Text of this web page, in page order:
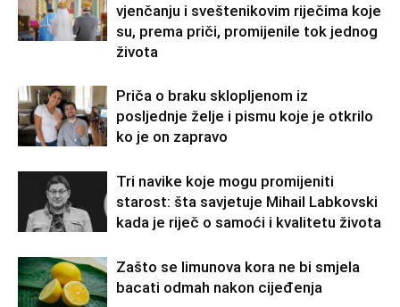
vjenčanju i sveštenikovim riječima koje
su, prema priči, promijenile tok jednog
života
Priča o braku sklopljenom iz
posljednje želje i pismu koje je otkrilo
ko je on zapravo
Tri navike koje mogu promijeniti
starost: šta savjetuje Mihail Labkovski
kada je riječ o samoći i kvalitetu života
Zašto se limunova kora ne bi smjela
bacati odmah nakon cijeđenja